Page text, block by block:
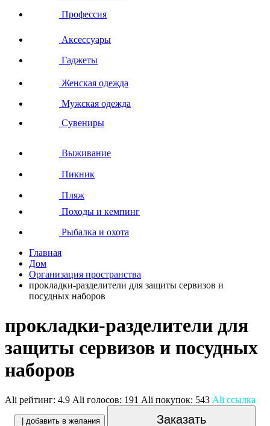
Профессия
Аксессуары
Гаджеты
Женская одежда
Мужская одежда
Сувениры
Выживание
Пикник
Пляж
Походы и кемпинг
Рыбалка и охота
Главная
Дом
Организация пространства
прокладки-разделители для защиты сервизов и
посудных наборов
прокладки-разделители для
защиты сервизов и посудных
наборов
Ali рейтинг: 4.9 Ali голосов: 191 Ali покупок: 543 Ali ссылка
| добавить в желания Заказать